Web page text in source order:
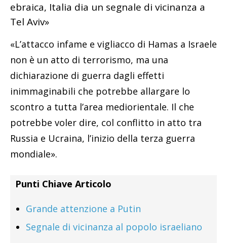
ebraica, Italia dia un segnale di vicinanza a
Tel Aviv»
«L’attacco infame e vigliacco di Hamas a Israele
non è un atto di terrorismo, ma una
dichiarazione di guerra dagli effetti
inimmaginabili che potrebbe allargare lo
scontro a tutta l’area mediorientale. Il che
potrebbe voler dire, col conflitto in atto tra
Russia e Ucraina, l’inizio della terza guerra
mondiale».
Punti Chiave Articolo
Grande attenzione a Putin
Segnale di vicinanza al popolo israeliano